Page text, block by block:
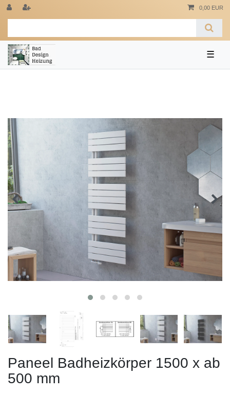
0,00 EUR
☰
Paneel Badheizkörper 1500 x ab
500 mm